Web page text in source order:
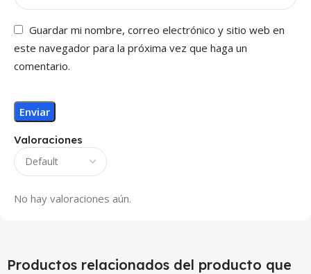
Valoraciones
No hay valoraciones aún.
Guardar mi nombre, correo electrónico y sitio web en
este navegador para la próxima vez que haga un
comentario.
Productos relacionados del producto que